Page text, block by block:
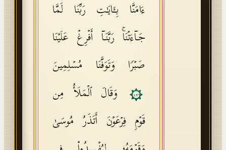
ءَامَنَّا بِـَٔایَـٰتِ رَبِّنَا لَمَّا
جَاۤءَتۡنَاۚ رَبَّنَاۤ أَفۡرِغۡ عَلَیۡنَا
صَبۡرࣰا وَتَوَفَّنَا مُسۡلِمِینَ
١٢٦
وَقَالَ ٱلۡمَلَأُ مِن
قَوۡمِ فِرۡعَوۡنَ أَتَذَرُ مُوسَىٰ